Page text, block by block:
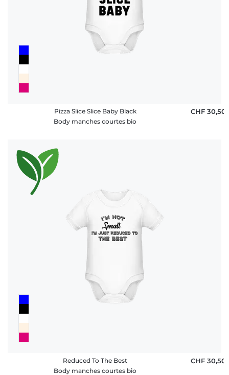
Pizza Slice Slice Baby Black
Body manches courtes bio
CHF 30,50
Reduced To The Best
Body manches courtes bio
CHF 30,50